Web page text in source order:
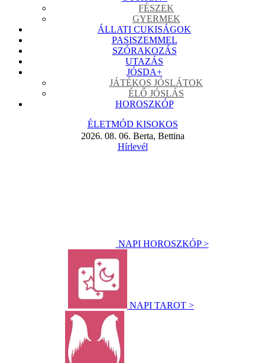
FÉSZEK
GYERMEK
ÁLLATI CUKISÁGOK
PASISZEMMEL
SZÓRAKOZÁS
UTAZÁS
JÓSDA+
JÁTÉKOS JÓSLÁTOK
ÉLŐ JÓSLÁS
HOROSZKÓP
ÉLETMÓD KISOKOS
2026. 08. 06. Berta, Bettina
Hírlevél
NAPI HOROSZKÓP >
NAPI TAROT >